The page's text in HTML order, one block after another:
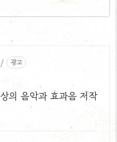
광고
의 음악과 효과음 저작